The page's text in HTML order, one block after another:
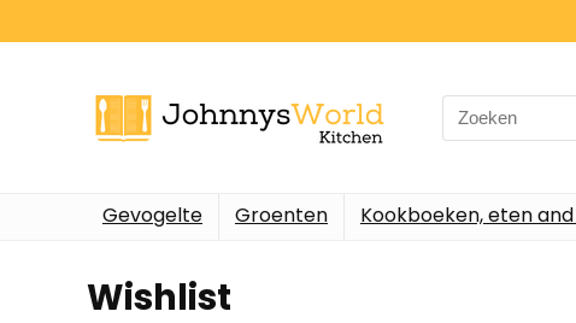
Search
for:
Gevogelte Groenten Kookboeken, eten
Wishlist